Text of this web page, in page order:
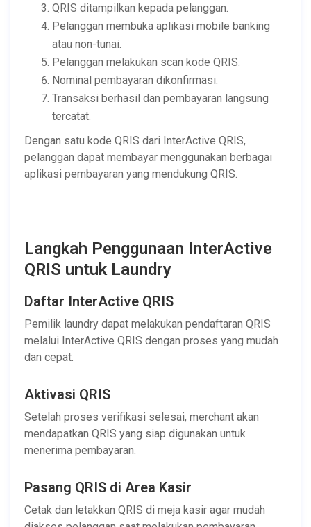
QRIS ditampilkan kepada pelanggan.
Pelanggan membuka aplikasi mobile banking
atau non-tunai.
Pelanggan melakukan scan kode QRIS.
Nominal pembayaran dikonfirmasi.
Transaksi berhasil dan pembayaran langsung
tercatat.
Dengan satu kode QRIS dari InterActive QRIS,
pelanggan dapat membayar menggunakan berbagai
aplikasi pembayaran yang mendukung QRIS.
Langkah Penggunaan InterActive
QRIS untuk Laundry
Daftar InterActive QRIS
Pemilik laundry dapat melakukan pendaftaran QRIS
melalui InterActive QRIS dengan proses yang mudah
dan cepat.
Aktivasi QRIS
Setelah proses verifikasi selesai, merchant akan
mendapatkan QRIS yang siap digunakan untuk
menerima pembayaran.
Pasang QRIS di Area Kasir
Cetak dan letakkan QRIS di meja kasir agar mudah